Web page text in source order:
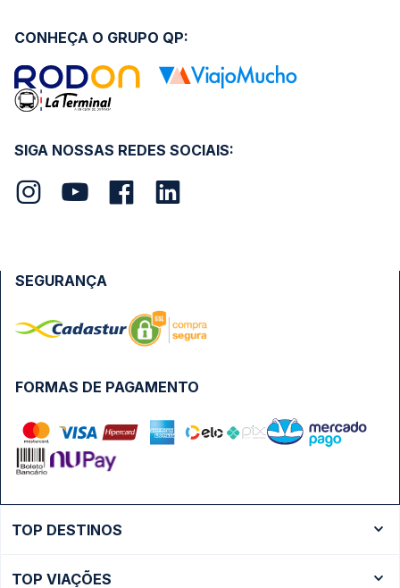
SIGA NOSSAS REDES SOCIAIS:
CONHEÇA O GRUPO QP:
FORMAS DE PAGAMENTO
SEGURANÇA
TOP DESTINOS
TOP VIAÇÕES